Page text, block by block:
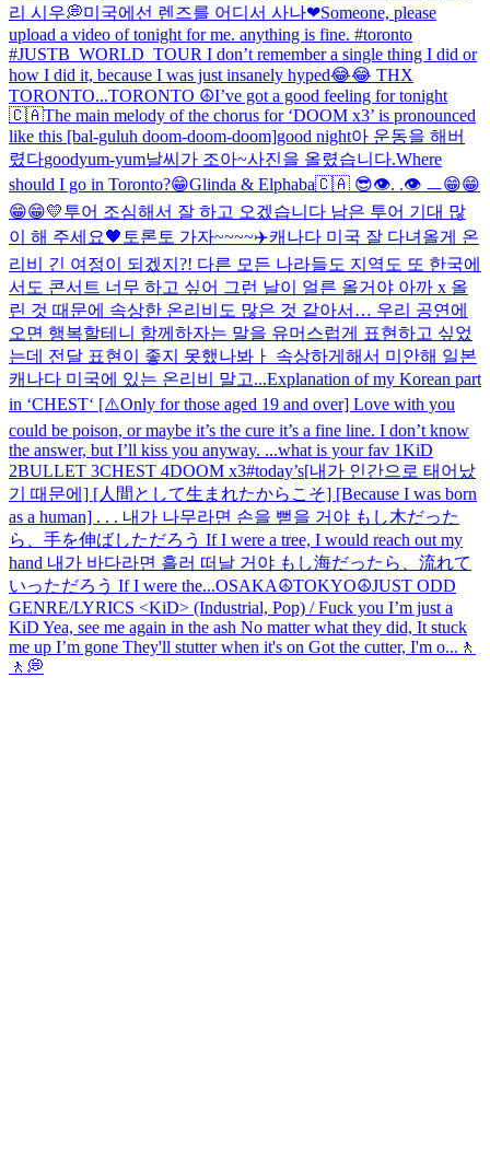
리 시우💭미국에선 렌즈를 어디서 사나❤Someone, please
upload a video of tonight for me. anything is fine. #toronto
#JUSTB_WORLD_TOUR I don’t remember a single thing I did or
how I did it, because I was just insanely hyped😂😂 THX
TORONTO...TORONTO ☮️I’ve got a good feeling for tonight
🇨🇦The main melody of the chorus for ‘DOOM x3’ is pronounced
like this [bal-guluh doom-doom-doom]good night아 운동을 해버
렸다goodyum-yum날씨가 조아~사진을 올렸습니다.Where
should I go in Toronto?😁Glinda & Elphaba🇨🇦 😎👁️. .👁️ ㅡ😁😁
😁😁💛투어 조심해서 잘 하고 오겠습니다 남은 투어 기대 많
이 해 주세요🖤 토론토 가자~~~~✈️캐나다 미국 잘 다녀올게 온
리비 긴 여정이 되겠지?! 다른 모든 나라들도 지역도 또 한국에
서도 콘서트 너무 하고 싶어 그런 날이 얼른 올거야 아까 x 올
린 것 때문에 속상한 온리비도 많은 것 같아서… 우리 공연에
오면 행복할테니 함께하자는 말을 유머스럽게 표현하고 싶었
는데 전달 표현이 좋지 못했나봐ㅏ 속상하게해서 미안해 일본
캐나다 미국에 있는 온리비 말고...Explanation of my Korean part
in ‘CHEST‘ [⚠️Only for those aged 19 and over] Love with you
could be poison, or maybe it’s the cure it’s a fine line. I don’t know
the answer, but I’ll kiss you anyway. ...what is your fav 1KiD
2BULLET 3CHEST 4DOOM x3#today’s[내가 인간으로 태어났
기 때문에] [人間として生まれたからこそ] [Because I was born
as a human] . . . 내가 나무라면 손을 뻗을 거야 もし木だった
ら、手を伸ばしただろう If I were a tree, I would reach out my
hand 내가 바다라면 흘러 떠날 거야 もし海だったら、流れて
いっただろう If I were the...OSAKA☮️TOKYO☮️JUST ODD
GENRE/LYRICS <KiD> (Industrial, Pop) / Fuck you I’m just a
KiD Yea, see me again in the ash No matter what they did, It stuck
me up I’m gone They'll stutter when it's on Got the cutter, I'm o... 🚶
🚶💭